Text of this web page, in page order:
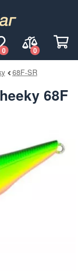
0
0
68F-SR
68F